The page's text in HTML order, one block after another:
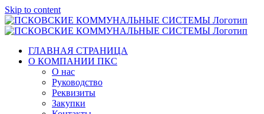
Skip to content
ГЛАВНАЯ СТРАНИЦА
О КОМПАНИИ ПКС
О нас
Руководство
Реквизиты
Закупки